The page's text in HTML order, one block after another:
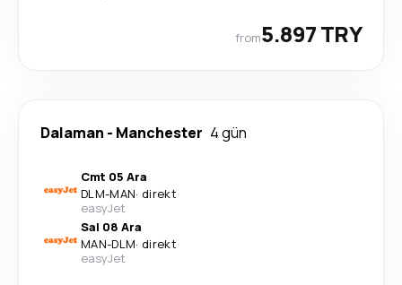
from5.897 TRY
Dalaman - Manchester 4 gün
Cmt 05 Ara
DLM-MAN· direkt
easyJet
Sal 08 Ara
MAN-DLM· direkt
easyJet